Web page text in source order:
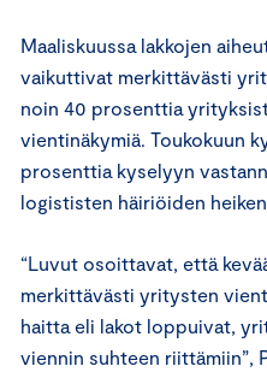
Maaliskuussa lakkojen
vaikuttivat merkittävästi
noin 40 prosenttia
vientinäkymiä. Toukokuun
prosenttia kyselyyn
logististen häiriöiden
“Luvut osoittavat, että
merkittävästi yritysten
haitta eli lakot loppuivat,
viennin suhteen riittämiin”,